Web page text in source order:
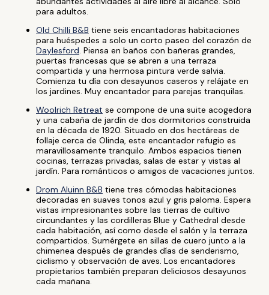
para adultos.
Old Chilli B&B tiene seis encantadoras habitaciones
para huéspedes a solo un corto paseo del corazón de
Daylesford. Piensa en baños con bañeras grandes,
puertas francesas que se abren a una terraza
compartida y una hermosa pintura verde salvia.
Comienza tu día con desayunos caseros y relájate en
los jardines. Muy encantador para parejas tranquilas.
Woolrich Retreat se compone de una suite acogedora
y una cabaña de jardín de dos dormitorios construida
en la década de 1920. Situado en dos hectáreas de
follaje cerca de Olinda, este encantador refugio es
maravillosamente tranquilo. Ambos espacios tienen
cocinas, terrazas privadas, salas de estar y vistas al
jardín. Para románticos o amigos de vacaciones juntos.
Drom Aluinn B&B tiene tres cómodas habitaciones
decoradas en suaves tonos azul y gris paloma. Espera
vistas impresionantes sobre las tierras de cultivo
circundantes y las cordilleras Blue y Cathedral desde
cada habitación, así como desde el salón y la terraza
compartidos. Sumérgete en sillas de cuero junto a la
chimenea después de grandes días de senderismo,
ciclismo y observación de aves. Los encantadores
propietarios también preparan deliciosos desayunos
cada mañana.